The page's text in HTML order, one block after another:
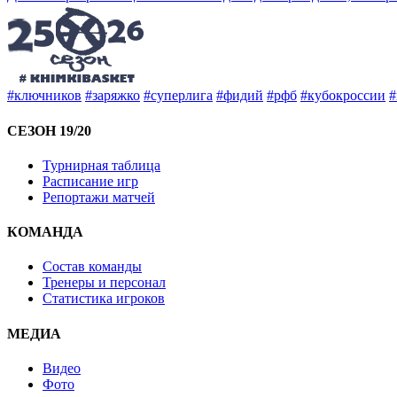
#ключников #заряжко #суперлига #фидий #рфб #кубокроссии
СЕЗОН 19/20
Турнирная таблица
Расписание игр
Репортажи матчей
КОМАНДА
Состав команды
Тренеры и персонал
Статистика игроков
МЕДИА
Видео
Фото